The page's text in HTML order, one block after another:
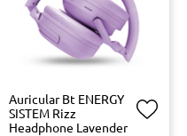
Auricular Bt ENERGY
SISTEM Rizz
Headphone Lavender